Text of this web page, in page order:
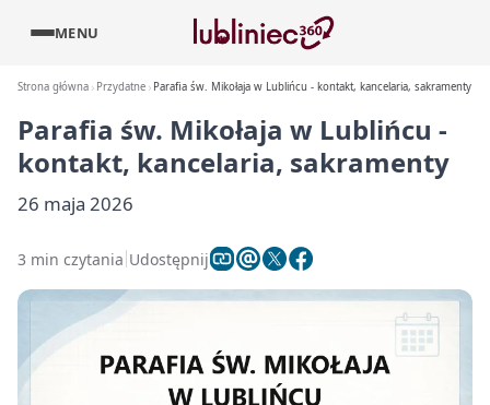
MENU
Strona główna Przydatne Parafia św. Mikołaja w Lublińcu - kontakt, kancelaria, sakramenty
Parafia św. Mikołaja w Lublińcu -
kontakt, kancelaria, sakramenty
26 maja 2026
3 min czytania Udostępnij